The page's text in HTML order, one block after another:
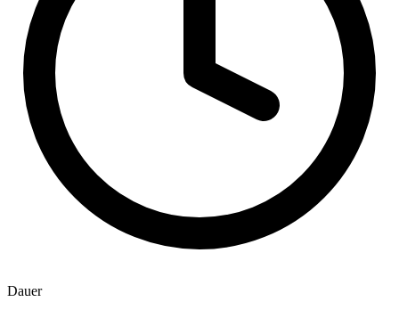
Dauer